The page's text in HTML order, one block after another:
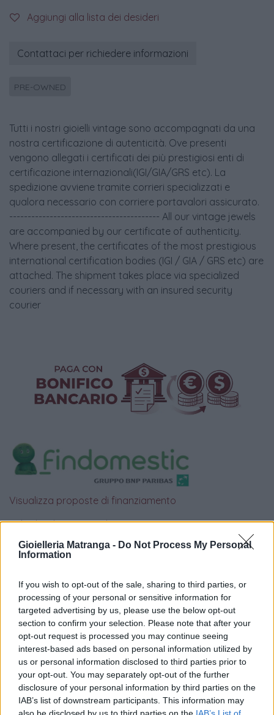
Gioielleria Matranga - Do Not Process My Personal
Information
If you wish to opt-out of the sale, sharing to third parties, or
processing of your personal or sensitive information for
targeted advertising by us, please use the below opt-out
section to confirm your selection. Please note that after your
opt-out request is processed you may continue seeing
interest-based ads based on personal information utilized by
us or personal information disclosed to third parties prior to
your opt-out. You may separately opt-out of the further
disclosure of your personal information by third parties on the
IAB’s list of downstream participants. This information may
also be disclosed by us to third parties on the IAB’s List of
Aggiungi alla lista dei desideri
Contattaci per richiedere informazioni
PRE-OWNED
Tutti i nostri gioielli vintage sono accompagnati da una
nostra certificazione di autenticità. Ove presenti
vengono allegati i certificati dei più prestigiosi enti di
certificazione internazionali(IGI/GIA/GRS etc). La
spedizione avviene tramite corrieri specializzati e
qualora necessario con corriere portavalori assicurato.
----------------------------------------- All our vintage jewels
are accompanied by our certificate of authenticity.
Where present, the certificates of the most prestigious
international certification bodies (IGI / GIA / GRS etc) are
attached. The shipment takes place via specialized
couriers and if necessary with an insured security
courier
Visualizza proposte di finanziamento
Politiche dei prezzi online
Caratteristiche Prodotto
iRef:93
Google
4.8
Basato su 408 reviews
Powered by LocalImpact
Garanzia di due annisui prodotti usati, verificati dal